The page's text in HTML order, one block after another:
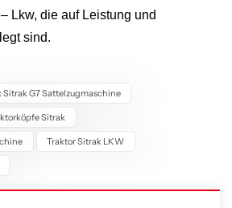
Lkw, die auf Leistung und
sind.
Sitrak G7 Sattelzugmaschine
Sitrak
Traktor Sitrak LKW